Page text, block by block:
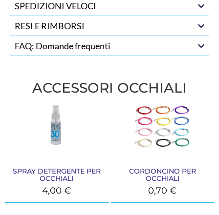
SPEDIZIONI VELOCI
RESI E RIMBORSI
FAQ: Domande frequenti
ACCESSORI OCCHIALI
SPRAY DETERGENTE PER
OCCHIALI
4,00€
CORDONCINO PER
OCCHIALI
0,70€